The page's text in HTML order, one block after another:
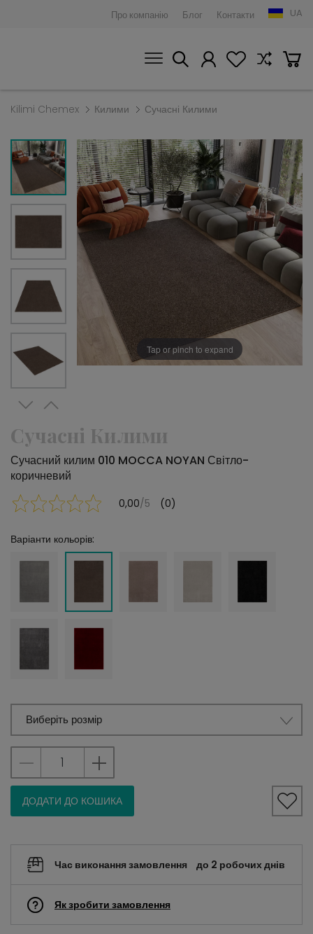
Про компанію Блог Контакти UA
Kilimi Chemex Килими Сучасні Килими
Tap or pinch to expand
Сучасні Килими
Сучасний килим 010 MOCCA NOYAN Світло-
коричневий
0,00/5 (0)
Варіанти кольорів:
Виберіть розмір
ДОДАТИ ДО КОШИКА
Час виконання замовлення до 2 робочих днів
Як зробити замовлення